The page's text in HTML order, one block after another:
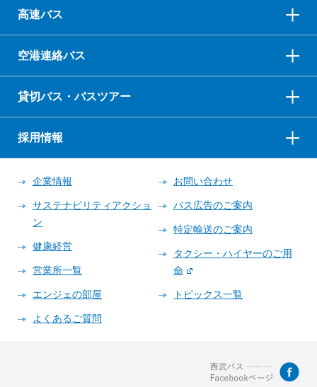
高速バス
空港連絡バス
貸切バス・バスツアー
採用情報
企業情報
サステナビリティアクショ
ン
健康経営
営業所一覧
エンジェの部屋
よくあるご質問
お問い合わせ
バス広告のご案内
特定輸送のご案内
タクシー・ハイヤーのご用
命
トピックス一覧